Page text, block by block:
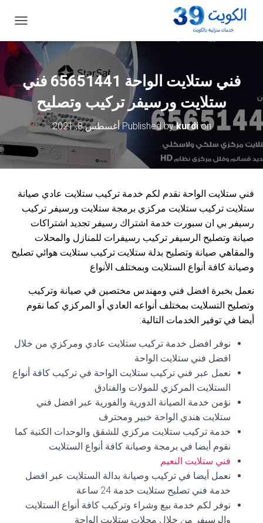
ب
د
ا
ل
ل
فني ستلايت الواحة 65651441 فني
ستلايت ورسيفر تركيب وتصليح
Published bykurdion أغسطس 8, 2021
فني ستلايت الواحة نقدم لكم خدمة تركيب ستلايت عادي صيانة
ستلايت تركيب ستلايت مركزي برمجة ستلايت ورسيفر تركيب
رسيفر بي ان سبورت خدمة اشتراك رسيفر تجديد اشتراكات
صيانة وتصليح الرسيفر تركيب رسيفرات للمنازل والمحلات
والمقاهي صيانة وتصليح بدلة ستلايت تركيب ستلايت هوائي تصليح
وصيانة كافة أنواع الستلايت وبمختلف الأنواع
نعمل بخبرة افضل فني ومهندس مختصين في صيانة وتركيب
وتصليح التسلايت بمختلف أنواعه العادي أو المركزي كما نقوم
أيضا في توفير الخدمات التالية:
نوفر افضل خدمة تركيب ستلايت عادي ومركزي من خلال
افضل فني ستلايت الواحة
نعمل عبر فني تركيب ستلايت الواحة في تركيب كافة أنواع
الستلايت المركزي للمولات والفنادق.
نؤمن خدمة الصيانة الدورية والفورية عبر افضل فني
ستلايت هندي الواحة خبير ومحترف
خدمة تركيب ستلايت مركزي للشقق والوحدات الكنية كما
نقوم أيضا في برمجة وصيانة كافة أنواع الستلايت
فني ستلايت النعيم
نعمل أيضا في تركيب وصيانة بدالة الستلايت عبر افضل
خدمة فني تصليح ستلايت خدمة 24 ساعة
نوفر لكم خدمة بيع وشراء وتركيب كافة أنواع الستلايت
والرسيفر من خلال محلات ستلايت الواحة